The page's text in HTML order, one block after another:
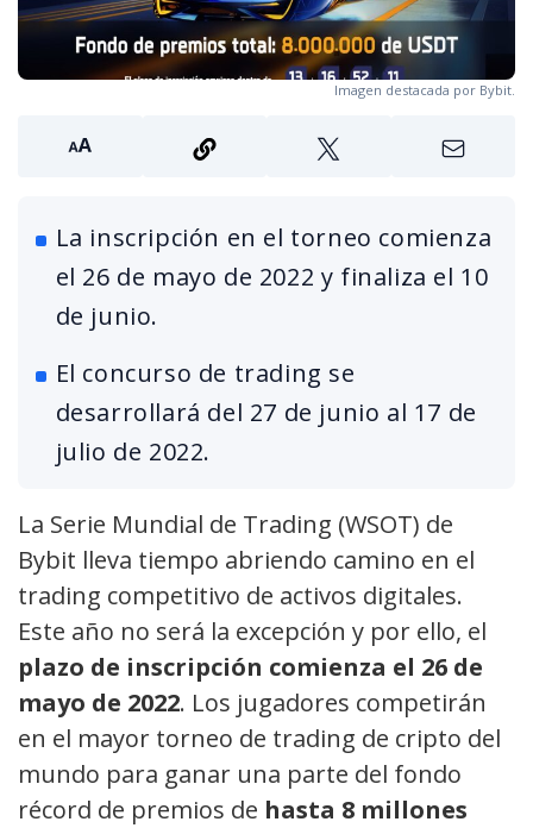
Imagen destacada por Bybit.
La inscripción en el torneo comienza
el 26 de mayo de 2022 y finaliza el 10
de junio.
El concurso de trading se
desarrollará del 27 de junio al 17 de
julio de 2022.
La Serie Mundial de Trading (WSOT) de
Bybit lleva tiempo abriendo camino en el
trading competitivo de activos digitales.
Este año no será la excepción y por ello, el
plazo de inscripción comienza el 26 de
mayo de 2022. Los jugadores competirán
en el mayor torneo de trading de cripto del
mundo para ganar una parte del fondo
récord de premios de hasta 8 millones